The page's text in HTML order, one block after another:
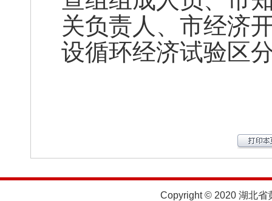
关负责人、市经济
设循环经济试验区
Copyright © 2020 湖北省